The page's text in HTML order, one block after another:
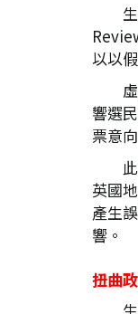
以以
響選
票意
英國
產生
響。
扭曲